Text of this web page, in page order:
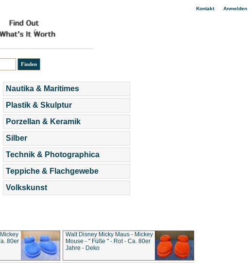
Kontakt| Anmelden
Nautika & Maritimes
Plastik & Skulptur
Porzellan & Keramik
Silber
Technik & Photographica
Teppiche & Flachgewebe
Volkskunst
80er
Walt Disney Micky Maus - Mickey
Mouse - " Füße " - Rot - Ca. 80er
Jahre - Deko